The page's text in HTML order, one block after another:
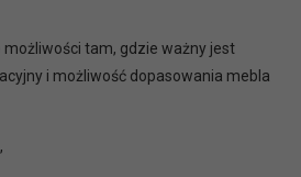
tam, gdzie ważny jest
i możliwość dopasowania mebla